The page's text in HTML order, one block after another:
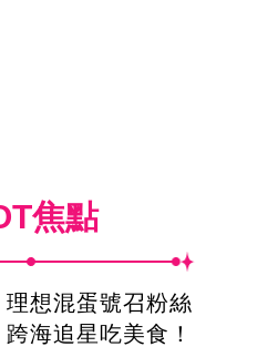
焦點
理想混蛋號召粉絲
跨海追星吃美食！